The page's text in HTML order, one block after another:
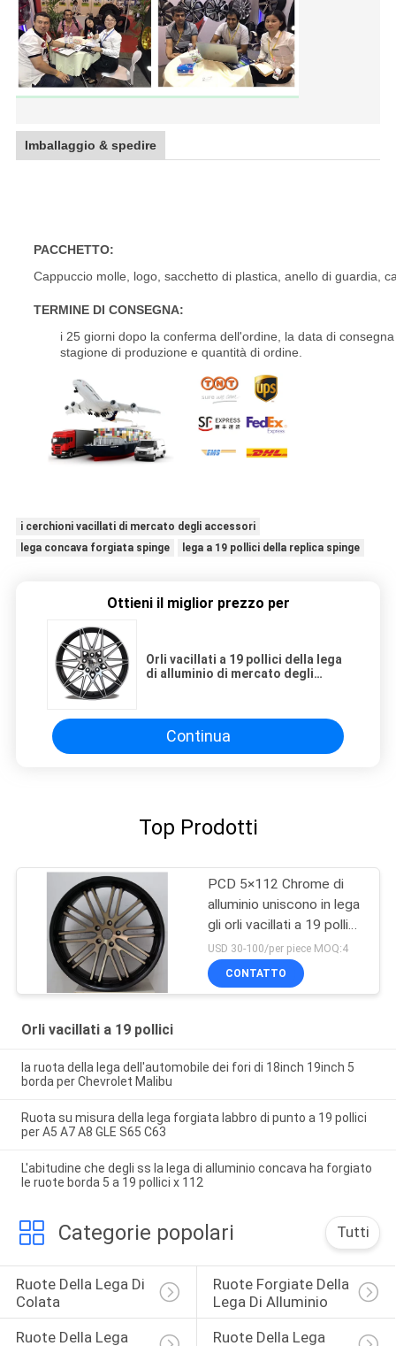
Imballaggio & spedire
PACCHETTO:
Cappuccio molle, logo, sacchetto di plastica, anello di guardia,
TERMINE DI CONSEGNA:
i 25 giorni dopo la conferma dell'ordine, la data di
stagione di produzione e quantità di ordine.
i cerchioni vacillati di mercato degli accessori
lega concava forgiata spinge
lega a 19 pollici della replica spinge
Ottieni il miglior prezzo per
Orli vacillati a 19 pollici della lega
di alluminio di mercato degli
Continua
Top Prodotti
PCD 5×112 Chrome di
alluminio uniscono in lega
gli orli vacillati a 19 pollici
per il bmw 3 serie
USD 30-100/per piece MOQ:4
CONTATTO
Orli vacillati a 19 pollici
la ruota della lega dell'automobile dei fori di 18inch 19inch 5
borda per Chevrolet Malibu
Ruota su misura della lega forgiata labbro di punto a 19 pollici
per A5 A7 A8 GLE S65 C63
L'abitudine che degli ss la lega di alluminio concava ha forgiato
le ruote borda 5 a 19 pollici x 112
Categorie popolari Tutti
Ruote Della Lega Di
Colata
Ruote Forgiate Della
Lega Di Alluminio
Ruote Della Lega
Ruote Della Lega